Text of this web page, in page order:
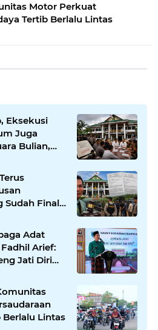
Motor Perkuat
Tertib Berlalu Lintas
Eksekusi
Juga
Bulian,
Sudah Final,
Belum
Adat
Arief:
Jati Diri
Berlalu Lintas